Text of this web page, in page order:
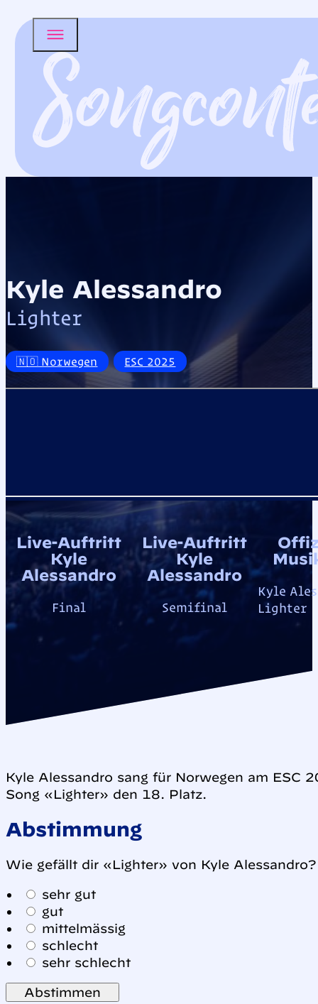
Kyle Alessandro
Lighter
🇳🇴 Norwegen ESC 2025
Live-Auftritt
Kyle
Alessandro
Final
Live-Auftritt
Kyle
Alessandro
Semifinal
Kyle
Lighter
Kyle Alessandro sang für Norwegen am ESC
Song «Lighter» den 18. Platz.
Abstimmung
Wie gefällt dir «Lighter» von Kyle Alessandro?
sehr gut
gut
mittelmässig
schlecht
sehr schlecht